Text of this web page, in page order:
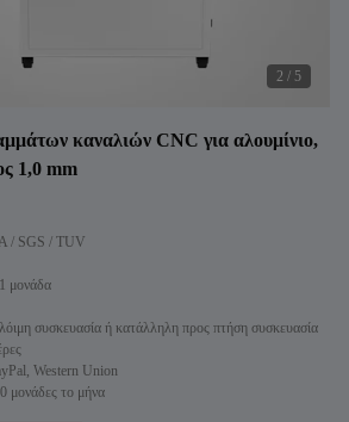
2 / 5
καναλιών CNC για αλουμίνιο,
1,0 mm
/ SGS / TUV
μονάδα
συσκευασία ή κατάλληλη προς πτήση συσκευασία
Western Union
μονάδες το μήνα